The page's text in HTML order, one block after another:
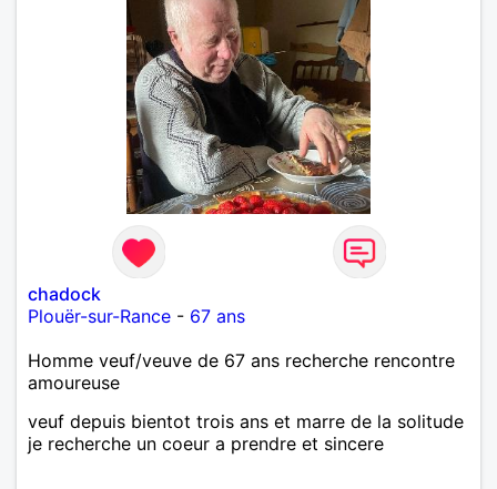
chadock
Plouër-sur-Rance - 67 ans
Homme veuf/veuve de 67 ans recherche rencontre
amoureuse
veuf depuis bientot trois ans et marre de la solitude
je recherche un coeur a prendre et sincere